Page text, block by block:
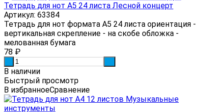
Тетрадь для нот А5 24 листа Лесной концерт
Артикул: 63384
Тетрадь для нот формата А5 24 листа ориентация -
вертикальная скрепление - на скобе обложка -
мелованная бумага
78 ₽
В наличии
Быстрый просмотр
В избранноеСравнение